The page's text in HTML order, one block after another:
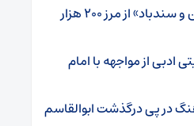
چاپ چهل‌ونهم «تن‌تن و سندباد» از مرز ۲۰۰ هزار
ادبی از مواجهه با امام
در پی درگذشت ابوالقاسم